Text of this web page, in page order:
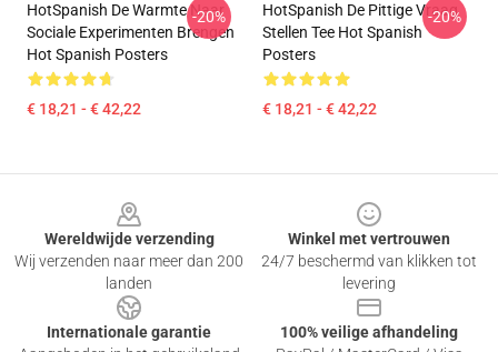
HotSpanish De Warmte Naar
Sociale Experimenten Brengen
Hot Spanish Posters
€ 18,21 - € 42,22
-20%
HotSpanish De Pittige Vraag
Stellen Tee Hot Spanish
Posters
€ 18,21 - € 42,22
-20%
Wereldwijde verzending
Wij verzenden naar meer dan 200
landen
Winkel met vertrouwen
24/7 beschermd van klikken tot
levering
Internationale garantie
100% veilige afhandeling